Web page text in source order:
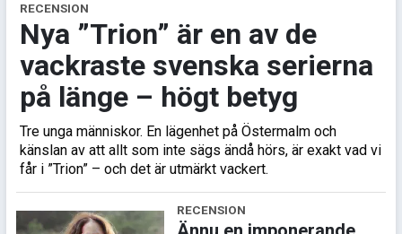
RECENSION
Nya ”Trion” är en av de
vackraste svenska serierna
på länge – högt betyg
Tre unga människor. En lägenhet på Östermalm och
känslan av att allt som inte sägs ändå hörs, är exakt vad vi
får i ”Trion” – och det är utmärkt vackert.
RECENSION